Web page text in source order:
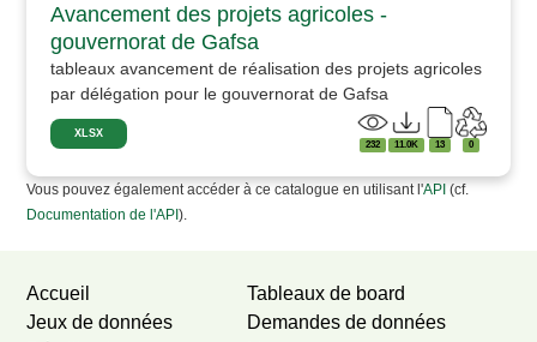
Avancement des projets agricoles -
gouvernorat de Gafsa
tableaux avancement de réalisation des projets agricoles
par délégation pour le gouvernorat de Gafsa
XLSX
232 11.0K 13 0
Vous pouvez également accéder à ce catalogue en utilisant l'API (cf.
Documentation de l'API).
Accueil
Jeux de données
Tableaux de board
Demandes de données